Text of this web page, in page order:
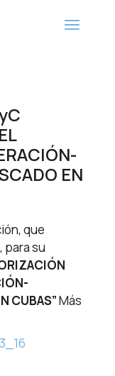
EN
que
para su
CUBAS”Más